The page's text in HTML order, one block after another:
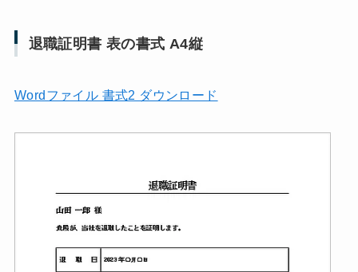
退職証明書 表の書式 A4縦
Wordファイル 書式2 ダウンロード